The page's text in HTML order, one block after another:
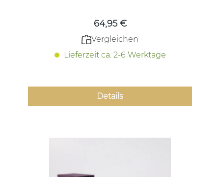
64,95 €
Vergleichen
Lieferzeit ca. 2-6 Werktage
Details